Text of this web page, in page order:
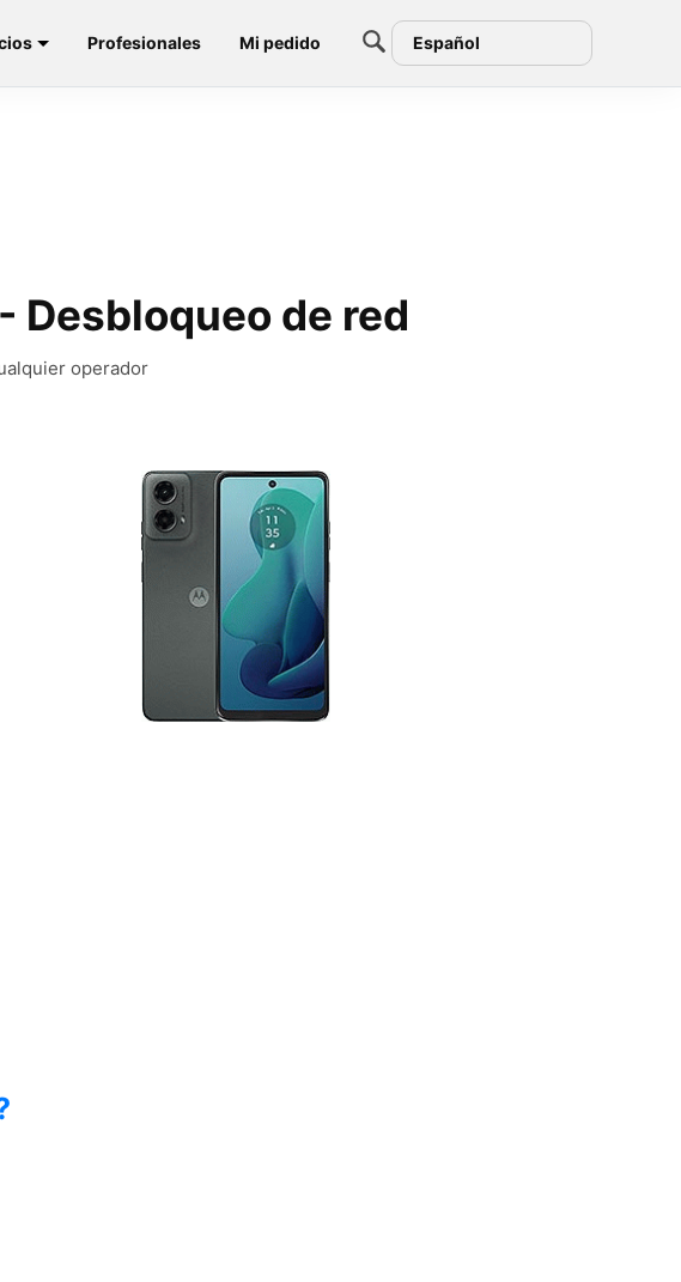
Profesionales Mi pedido Español
Desbloqueo de red
operador